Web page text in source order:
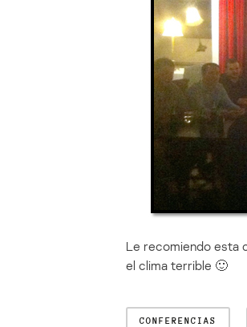
Le recomiendo esta
el clima terrible 🙂
CONFERENCIAS